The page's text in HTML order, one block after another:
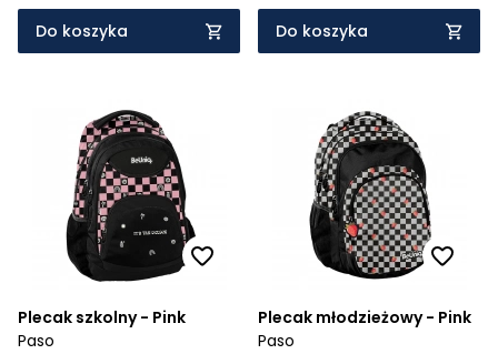
Do koszyka Do koszyka
Plecak szkolny - Pink
Paso
Plecak młodzieżowy - Pink
Paso